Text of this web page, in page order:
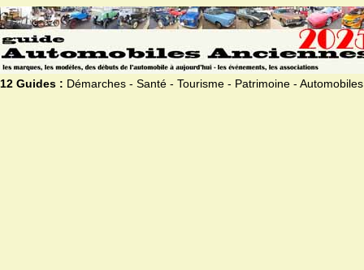
12 Guides : Démarches - Santé - Tourisme - Patrimoine - Automobiles